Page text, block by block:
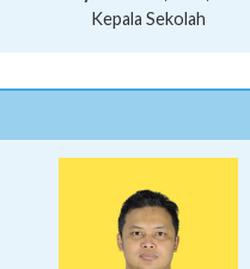
Kepala Sekolah